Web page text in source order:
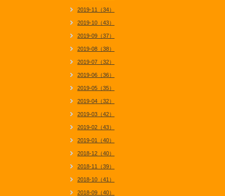
2019-11（34）
2019-10（43）
2019-09（37）
2019-08（38）
2019-07（32）
2019-06（36）
2019-05（35）
2019-04（32）
2019-03（42）
2019-02（43）
2019-01（40）
2018-12（40）
2018-11（39）
2018-10（41）
2018-09（40）